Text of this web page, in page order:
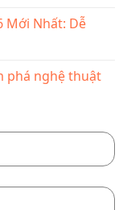
Mới Nhất: Dễ
phá nghệ thuật